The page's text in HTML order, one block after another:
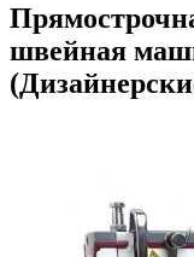
швейная